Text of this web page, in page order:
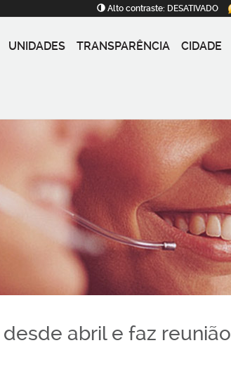
Alto contraste: DESATIVADO
UNIDADES TRANSPARÊNCIA CIDADE
abril e faz reunião